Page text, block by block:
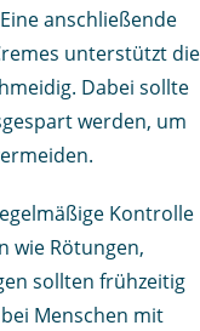
anschließende
unterstützt die
Dabei sollte
werden, um
Kontrolle
wie Rötungen,
sollten frühzeitig
Menschen mit